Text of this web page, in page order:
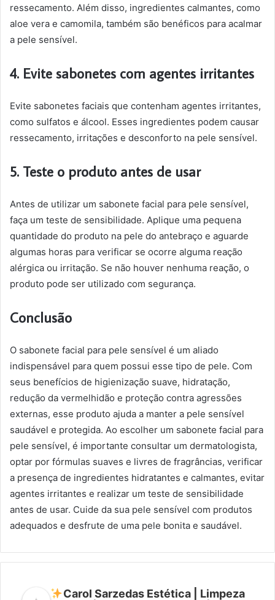
ressecamento. Além disso, ingredientes calmantes, como
aloe vera e camomila, também são benéficos para acalmar
a pele sensível.
4. Evite sabonetes com agentes irritantes
Evite sabonetes faciais que contenham agentes irritantes,
como sulfatos e álcool. Esses ingredientes podem causar
ressecamento, irritações e desconforto na pele sensível.
5. Teste o produto antes de usar
Antes de utilizar um sabonete facial para pele sensível,
faça um teste de sensibilidade. Aplique uma pequena
quantidade do produto na pele do antebraço e aguarde
algumas horas para verificar se ocorre alguma reação
alérgica ou irritação. Se não houver nenhuma reação, o
produto pode ser utilizado com segurança.
Conclusão
O sabonete facial para pele sensível é um aliado
indispensável para quem possui esse tipo de pele. Com
seus benefícios de higienização suave, hidratação,
redução da vermelhidão e proteção contra agressões
externas, esse produto ajuda a manter a pele sensível
saudável e protegida. Ao escolher um sabonete facial para
pele sensível, é importante consultar um dermatologista,
optar por fórmulas suaves e livres de fragrâncias, verificar
a presença de ingredientes hidratantes e calmantes, evitar
agentes irritantes e realizar um teste de sensibilidade
antes de usar. Cuide da sua pele sensível com produtos
adequados e desfrute de uma pele bonita e saudável.
Carol Sarzedas Estética | Limpeza